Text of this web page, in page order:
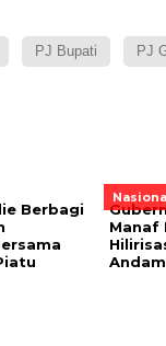
PJ Bupati PJ
Berbagi
Manaf